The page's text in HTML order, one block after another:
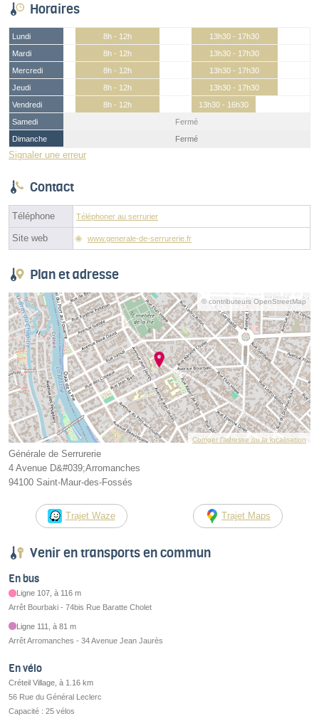
Horaires
Lundi 8h - 12h
13h30 - 17h30
Mardi
8h - 12h
13h30 - 17h30
Mercredi
8h - 12h
13h30 - 17h30
Jeudi
8h - 12h
13h30 - 17h30
Vendredi
8h - 12h
13h30 - 16h30
Samedi
Fermé
Dimanche
Fermé
Signaler une erreur
Contact
Téléphone Téléphoner au serrurier
Site web www.generale-de-serrurerie.fr
Plan et adresse
© contributeurs OpenStreetMap
Corriger l’adresse ou la localisation
Générale de Serrurerie
4 Avenue D&#039;Arromanches
94100 Saint-Maur-des-Fossés
Trajet Waze Trajet Maps
Venir en transports en commun
En bus
Ligne 107, à 116 m
Arrêt Bourbaki - 74bis Rue Baratte Cholet
Ligne 111, à 81 m
Arrêt Arromanches - 34 Avenue Jean Jaurès
En vélo
Créteil Village, à 1.16 km
56 Rue du Général Leclerc
Capacité : 25 vélos